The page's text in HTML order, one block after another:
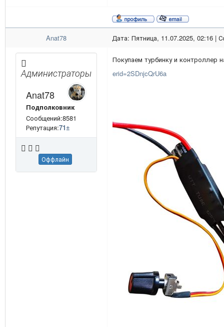
Anat78 Дата: Пятница, 11.07.2025, 02:16 |
Администраторы
Anat78
Подполковник
Сообщений:8581
Репутация:71±
Оффлайн
Покупаем турбинку и контроллер
erid=2SDnjcQrU6a